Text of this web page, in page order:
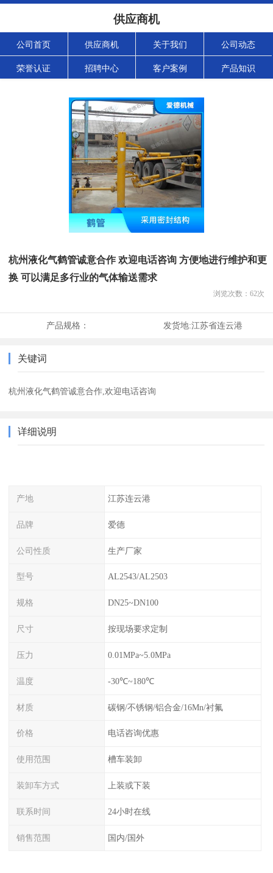
供应商机
公司首页 供应商机 关于我们 公司动态
荣誉认证 招聘中心 客户案例 产品知识
杭州液化气鹤管诚意合作 欢迎电话咨询 方便地进行维护和更
换 可以满足多行业的气体输送需求
浏览次数： 62次
产品规格： 发货地:江苏省连云港
关键词
杭州液化气鹤管诚意合作,欢迎电话咨询
详细说明
产地 江苏连云港
品牌 爱德
公司性质 生产厂家
型号 AL2543/AL2503
规格 DN25~DN100
尺寸 按现场要求定制
压力 0.01MPa~5.0MPa
温度 -30℃~180℃
材质 碳钢/不锈钢/铝合金/16Mn/衬氟
价格 电话咨询优惠
使用范围 槽车装卸
装卸车方式 上装或下装
联系时间 24小时在线
销售范围 国内/国外